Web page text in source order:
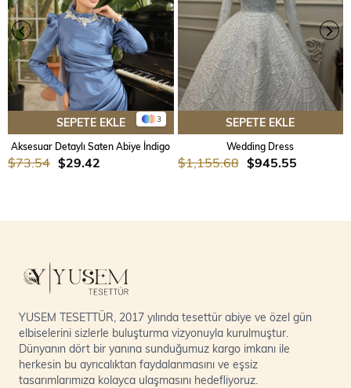
3
SEPETE EKLE
Aksesuar Detaylı Saten Abiye İndigo
$29.42
$73.54
SEPETE EKLE
Wedding Dress
$945.55
$1,155.68
YUSEM TESETTÜR, 2017 yılında tesettür abiye ve özel gün
elbiselerini sizlerle buluşturma vizyonuyla kurulmuştur.
Dünyanın dört bir yanına sunduğumuz kargo imkanı ile
herkesin bu ayrıcalıktan faydalanmasını ve eşsiz
tasarımlarımıza kolayca ulaşmasını hedefliyoruz.